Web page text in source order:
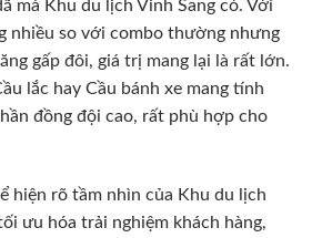
mà Khu du lịch Vinh Sang có. Với
nhiều so với combo thường nhưng
gấp đôi, giá trị mang lại là rất lớn.
lắc hay Cầu bánh xe mang tính
đồng đội cao, rất phù hợp cho
hiện rõ tầm nhìn của Khu du lịch
ưu hóa trải nghiệm khách hàng,